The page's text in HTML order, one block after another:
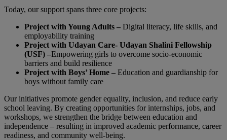
Today, our support spans three core projects:
Project with Young Adults – Digital literacy, life skills, and
employability training
Project with Udayan Care- Udayan Shalini Fellowship
(USF) –Empowering girls to overcome socio-economic
barriers and build resilience
Project with Boys’ Home – Education and guardianship for
boys without family care
Our initiatives promote gender equality, inclusion, and reduce early
school leaving. By creating opportunities for internships, jobs, and
workshops, we strengthen the bridge between education and
independence – resulting in improved academic performance, career
readiness, and community well-being.